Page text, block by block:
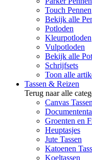
Touch Pennen
Bekijk alle
Potloden
Kleurpotloden
Vulpotloden
Bekijk alle
Schrijfsets
Toon alle
Tassen & Reizen
Terug naar alle
Canvas Tassen
Groenten en
Heuptasjes
Jute Tassen
Katoenen
Koeltassen